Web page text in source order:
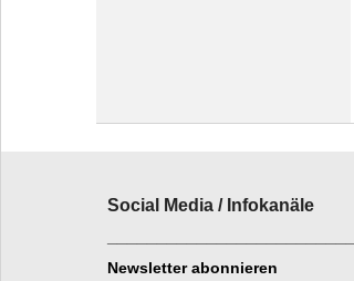
Social Media / Infokanäle
Newsletter abonnieren